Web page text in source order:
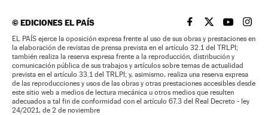
©EDICIONES EL PAÍS EL PAÍS BRASIL EN
EL PAÍSEL PAÍS
EL
EL PAÍS ejerce la oposición expresa frente al uso de sus obras y prestaciones en
la elaboración de revistas de prensa prevista en el artículo 32.1 del TRLPI;
también realiza la reserva expresa frente a la reproducción, distribución y
comunicación pública de sus trabajos y artículos sobre temas de actualidad
prevista en el artículo 33.1 del TRLPI; y, asimismo, realiza una reserva expresa
de las reproducciones y usos de las obras y otras prestaciones accesibles desde
este sitio web a medios de lectura mecánica u otros medios que resulten
adecuados a tal fin de conformidad con el artículo 67.3 del Real Decreto - ley
24/2021, de 2 de noviembre